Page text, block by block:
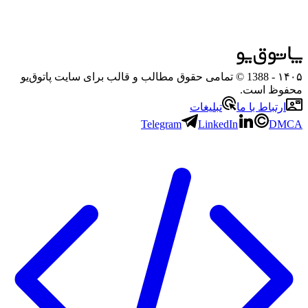
۱۴۰۵
- 1388 © تمامی حقوق مطالب و قالب برای سایت پاتوق‌یو
محفوظ است.
ارتباط با ما
تبلیغات
Telegram
LinkedIn DMCA